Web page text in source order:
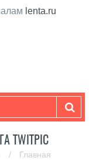
lenta.ru
TWITPIC
/ Главная